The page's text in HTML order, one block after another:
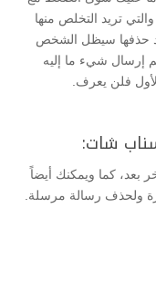
تريد التخلص منها
حذفها سيظل الشخص
إرسال شيء ما إليه
فلن يعرف.
شات:
بعد، كما ويمكنك أيضاً
ولحذف رسالة مرسلة.